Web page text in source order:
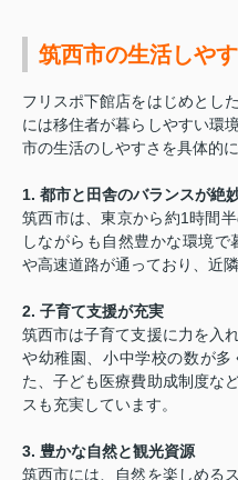
筑西市の生活しや
フリスポ下館店をはじめとし
には移住者が暮らしやすい環
市の生活のしやすさを具体的
1. 都市と田舎のバランスが絶
筑西市は、東京から約1時間
しながらも自然豊かな環境
や高速道路が通っており、近
2. 子育て支援が充実
筑西市は子育て支援に力を入
や幼稚園、小中学校の数が多
た、子ども医療費助成制度な
スも充実しています。
3. 豊かな自然と観光資源
筑西市には、自然を楽しめる